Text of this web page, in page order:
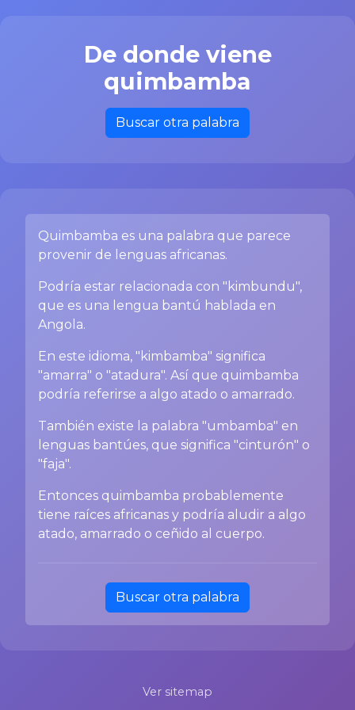
De donde viene
quimbamba
Buscar otra palabra
Quimbamba es una palabra que parece
provenir de lenguas africanas.
Podría estar relacionada con "kimbundu",
que es una lengua bantú hablada en
Angola.
En este idioma, "kimbamba" significa
"amarra" o "atadura". Así que quimbamba
podría referirse a algo atado o amarrado.
También existe la palabra "umbamba" en
lenguas bantúes, que significa "cinturón" o
"faja".
Entonces quimbamba probablemente
tiene raíces africanas y podría aludir a algo
atado, amarrado o ceñido al cuerpo.
Buscar otra palabra
Ver sitemap